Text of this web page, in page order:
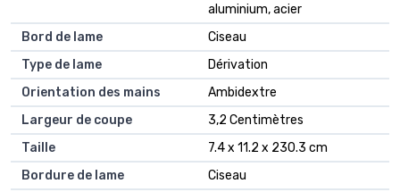
aluminium, acier
Bord de lame
Ciseau
Type de lame
Dérivation
Orientation des mains
Ambidextre
Largeur de coupe
3,2 Centimètres
Taille
7.4 x 11.2 x 230.3 cm
Bordure de lame
Ciseau